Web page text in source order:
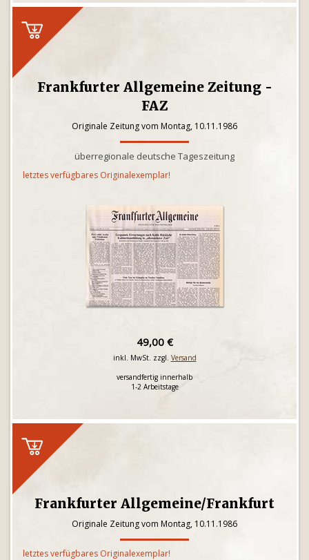
Frankfurter Allgemeine Zeitung -
FAZ
Originale Zeitung vom Montag, 10.11.1986
überregionale deutsche Tageszeitung
letztes verfügbares Originalexemplar!
49,00 €
inkl. MwSt. zzgl. Versand
versandfertig innerhalb
1-2 Arbeitstage
Frankfurter Allgemeine/Frankfurt
Originale Zeitung vom Montag, 10.11.1986
letztes verfügbares Originalexemplar!